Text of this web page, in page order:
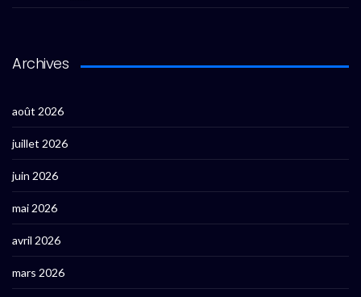
Archives
août 2026
juillet 2026
juin 2026
mai 2026
avril 2026
mars 2026